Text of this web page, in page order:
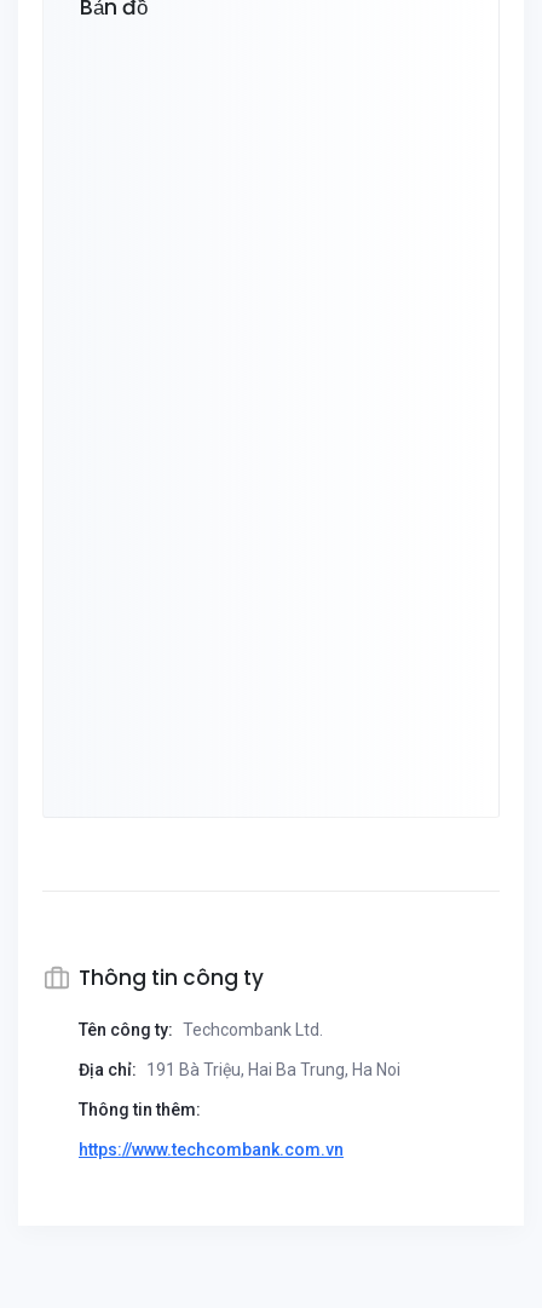
Bản đồ
Thông tin công ty
Tên công ty: Techcombank Ltd.
Địa chỉ: 191 Bà Triệu, Hai Ba Trung, Ha Noi
Thông tin thêm:
https://www.techcombank.com.vn